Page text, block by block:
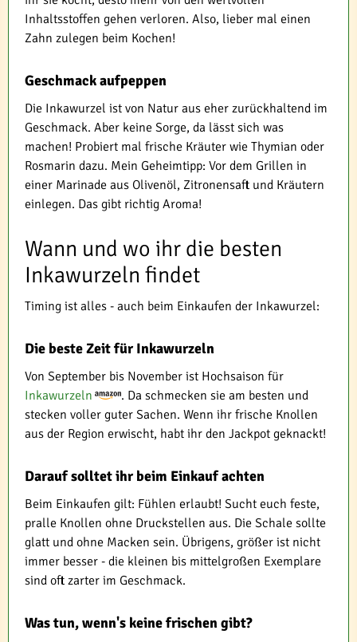
Inhaltsstoffen gehen verloren. Also, lieber mal einen
Zahn zulegen beim Kochen!
Geschmack aufpeppen
Die Inkawurzel ist von Natur aus eher zurückhaltend im
Geschmack. Aber keine Sorge, da lässt sich was
machen! Probiert mal frische Kräuter wie Thymian oder
Rosmarin dazu. Mein Geheimtipp: Vor dem Grillen in
einer Marinade aus Olivenöl, Zitronensaft und Kräutern
einlegen. Das gibt richtig Aroma!
Wann und wo ihr die besten
Inkawurzeln findet
Timing ist alles - auch beim Einkaufen der Inkawurzel:
Die beste Zeit für Inkawurzeln
Von September bis November ist Hochsaison für
Inkawurzeln
. Da schmecken sie am besten und
stecken voller guter Sachen. Wenn ihr frische Knollen
aus der Region erwischt, habt ihr den Jackpot geknackt!
Darauf solltet ihr beim Einkauf achten
Beim Einkaufen gilt: Fühlen erlaubt! Sucht euch feste,
pralle Knollen ohne Druckstellen aus. Die Schale sollte
glatt und ohne Macken sein. Übrigens, größer ist nicht
immer besser - die kleinen bis mittelgroßen Exemplare
sind oft zarter im Geschmack.
Was tun, wenn's keine frischen gibt?